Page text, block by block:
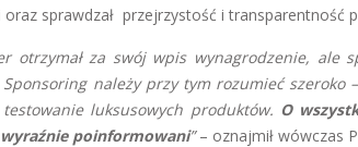
sprawdzał przejrzystość i transparentność
otrzymał za swój wpis wynagrodzenie,
należy przy tym rozumieć
luksusowych produktów. O
poinformowani”– oznajmił wówczas